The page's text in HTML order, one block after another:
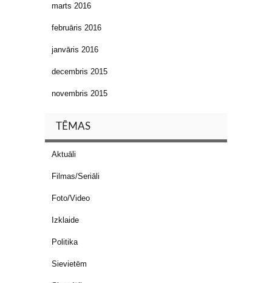
marts 2016
februāris 2016
janvāris 2016
decembris 2015
novembris 2015
TĒMAS
Aktuāli
Filmas/Seriāli
Foto/Video
Izklaide
Politika
Sievietēm